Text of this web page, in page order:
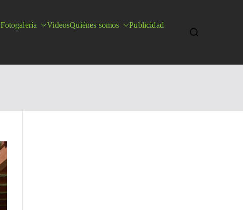
Fotogalería VideosQuiénes somos
Publicidad